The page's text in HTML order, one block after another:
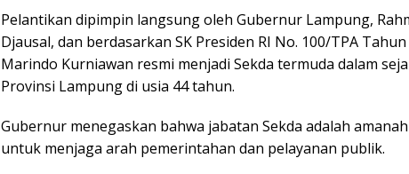
Pelantikan dipimpin langsung oleh Gubernur Lampung,
Djausal, dan berdasarkan SK Presiden RI No. 100/TPA Tahun
Marindo Kurniawan resmi menjadi Sekda termuda dalam
Provinsi Lampung di usia 44 tahun.
Gubernur menegaskan bahwa jabatan Sekda adalah
untuk menjaga arah pemerintahan dan pelayanan publik.